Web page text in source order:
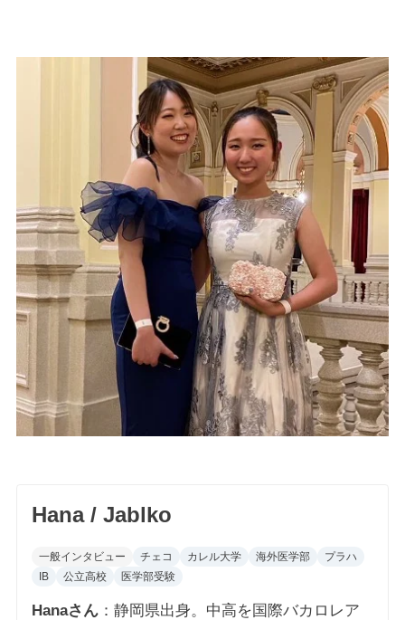
Hana / Jablko
一般インタビュー チェコ カレル大学 海外医学部
プラハ
IB
公立高校 医学部受験
Hanaさん ：静岡県出身。中高を国際バカロレア